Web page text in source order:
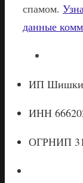
спамом.
данные
ИП
ИНН
ОГРНИП